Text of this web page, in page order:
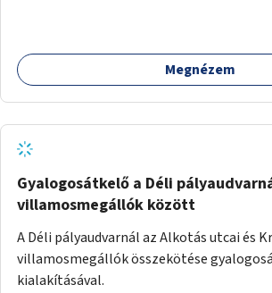
Megnézem
Gyalogosátkelő a Déli
villamosmegállók között
A Déli pályaudvarnál az Alkotás utcai és
villamosmegállók összekötése
kialakításával.